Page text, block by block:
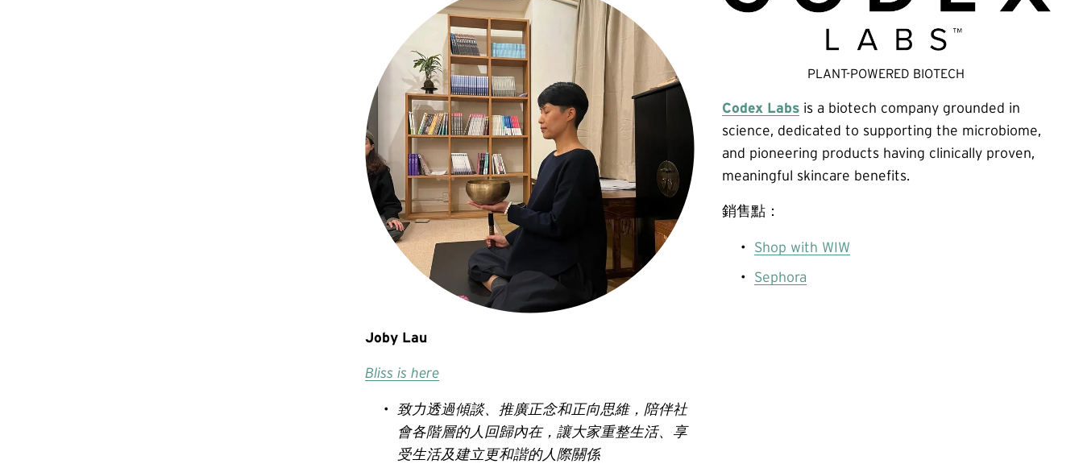
Joby Lau
Bliss is here
致力透過傾談、推廣正念和正向思維，陪伴社
會各階層的人回歸內在，讓大家重整生活、享
受生活及建立更和諧的人際關係
PLANT-POWERED BIOTECH
Codex Labs is a biotech company grounded in
science, dedicated to supporting the microbiome,
and pioneering products having clinically proven,
meaningful skincare benefits.
銷售點：
Shop with WIW
Sephora